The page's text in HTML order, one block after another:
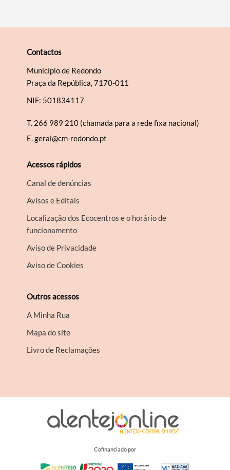
Contactos
Município de Redondo
Praça da República, 7170-011
NIF: 501834117
T. 266 989 210 (chamada para a rede fixa nacional)
E.geral@cm-redondo.pt
Acessos rápidos
Canal de denúncias
Avisos e Editais
Localização dos Ecocentros e o horário de
funcionamento
Aviso de Privacidade
Aviso de Cookies
Outros acessos
A Minha Rua
Mapa do site
Livro de Reclamações
Cofinanciado por